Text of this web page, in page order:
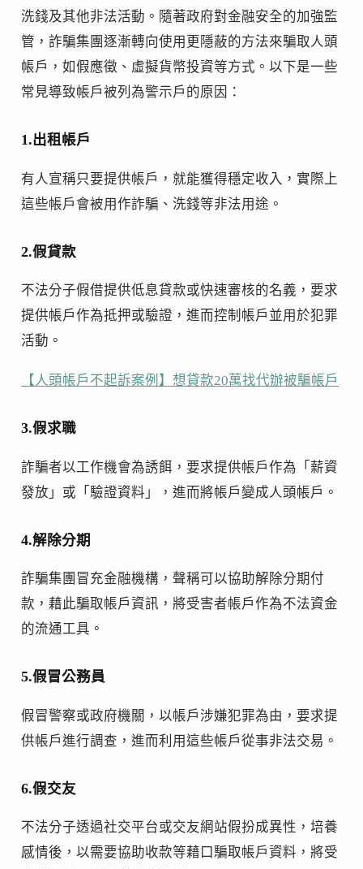
洗錢及其他非法活動。隨著政府對金融安全的加強監
管，詐騙集團逐漸轉向使用更隱蔽的方法來騙取人頭
帳戶，如假應徵、虛擬貨幣投資等方式。以下是一些
常見導致帳戶被列為警示戶的原因：
1.出租帳戶
有人宣稱只要提供帳戶，就能獲得穩定收入，實際上
這些帳戶會被用作詐騙、洗錢等非法用途。
2.假貸款
不法分子假借提供低息貸款或快速審核的名義，要求
提供帳戶作為抵押或驗證，進而控制帳戶並用於犯罪
活動。
【人頭帳戶不起訴案例】想貸款20萬找代辦被騙帳戶
3.假求職
詐騙者以工作機會為誘餌，要求提供帳戶作為「薪資
發放」或「驗證資料」，進而將帳戶變成人頭帳戶。
4.解除分期
詐騙集團冒充金融機構，聲稱可以協助解除分期付
款，藉此騙取帳戶資訊，將受害者帳戶作為不法資金
的流通工具。
5.假冒公務員
假冒警察或政府機關，以帳戶涉嫌犯罪為由，要求提
供帳戶進行調查，進而利用這些帳戶從事非法交易。
6.假交友
不法分子透過社交平台或交友網站假扮成異性，培養
感情後，以需要協助收款等藉口騙取帳戶資料，將受